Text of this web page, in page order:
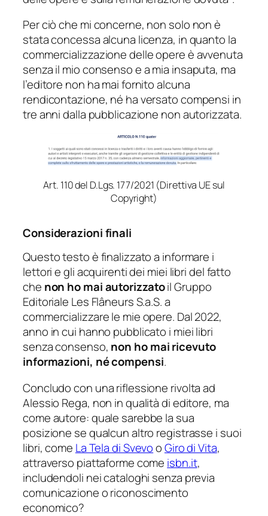
Per ciò che mi concerne, non solo non è
stata concessa alcuna licenza, in quanto la
commercializzazione delle opere è avvenuta
senza il mio consenso e a mia insaputa, ma
l’editore non ha mai fornito alcuna
rendicontazione, né ha versato compensi in
tre anni dalla pubblicazione non autorizzata.
Art. 110 del D.Lgs. 177/2021 (Direttiva UE sul
Copyright)
Considerazioni finali
Questo testo è finalizzato a informare i
lettori e gli acquirenti dei miei libri del fatto
che non ho mai autorizzatoil Gruppo
Editoriale Les Flâneurs S.a.S. a
commercializzare le mie opere. Dal 2022,
anno in cui hanno pubblicato i miei libri
senza consenso, non ho mai ricevuto
informazioni, né compensi.
Concludo con una riflessione rivolta ad
Alessio Rega, non in qualità di editore, ma
come autore: quale sarebbe la sua
posizione se qualcun altro registrasse i suoi
libri, come La Tela di SvevooGiro di Vita,
attraverso piattaforme come isbn.it,
includendoli nei cataloghi senza previa
comunicazione o riconoscimento
economico?